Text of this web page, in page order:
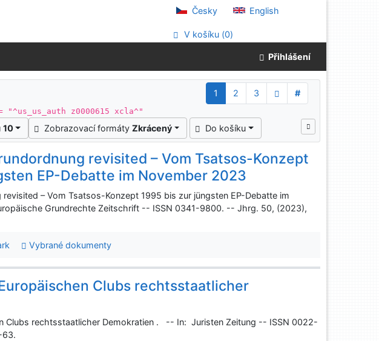
Česky English
V košíku (0)
Přihlášení
1 2 3
#
"^us_us_auth z0000615 xcla^"
10 Zobrazovací formáty Zkrácený Do košíku
revisited – Vom Tsatsos-Konzept
EP-Debatte im November 2023
– Vom Tsatsos-Konzept 1995 bis zur jüngsten EP-Debatte im
Grundrechte Zeitschrift -- ISSN 0341-9800. -- Jhrg. 50, (2023),
Vybrané dokumenty
Clubs rechtsstaatlicher
Clubs rechtsstaatlicher Demokratien . -- In: Juristen Zeitung -- ISSN 0022-
63.